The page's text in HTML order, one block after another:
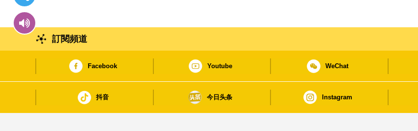
訂閱頻道
Facebook Youtube WeChat
抖音 今日头条 Instagram